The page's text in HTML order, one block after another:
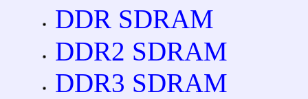
DDR SDRAM
DDR2 SDRAM
DDR3 SDRAM